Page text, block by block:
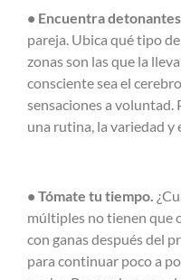
• Encuentra
pareja. Ubica qué tipo
zonas son las que la
consciente sea el
sensaciones a voluntad.
una rutina, la variedad
• Tómate tu tiempo.
múltiples no tienen que
con ganas después del
para continuar poco a